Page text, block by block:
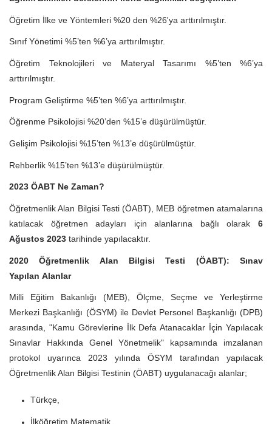
Öğretim İlke ve Yöntemleri %20 den %26'ya arttırılmıştır.
Sınıf Yönetimi %5’ten %6’ya arttırılmıştır.
Öğretim Teknolojileri ve Materyal Tasarımı %5’ten %6’ya
arttırılmıştır.
Program Geliştirme %5’ten %6’ya arttırılmıştır.
Öğrenme Psikolojisi %20’den %15’e düşürülmüştür.
Gelişim Psikolojisi %15’ten %13’e düşürülmüştür.
Rehberlik %15’ten %13’e düşürülmüştür.
2023 ÖABT Ne Zaman?
Öğretmenlik Alan Bilgisi Testi (ÖABT), MEB öğretmen atamalarına
katılacak öğretmen adayları için alanlarına bağlı olarak 6
Ağustos 2023 tarihinde yapılacaktır.
2020 Öğretmenlik Alan Bilgisi Testi (ÖABT): Sınav
Yapılan Alanlar
Milli Eğitim Bakanlığı (MEB), Ölçme, Seçme ve Yerleştirme
Merkezi Başkanlığı (ÖSYM) ile Devlet Personel Başkanlığı (DPB)
arasında, "Kamu Görevlerine İlk Defa Atanacaklar İçin Yapılacak
Sınavlar Hakkında Genel Yönetmelik" kapsamında imzalanan
protokol uyarınca 2023 yılında ÖSYM tarafından yapılacak
Öğretmenlik Alan Bilgisi Testinin (ÖABT) uygulanacağı alanlar;
Türkçe,
İlköğretim Matematik,